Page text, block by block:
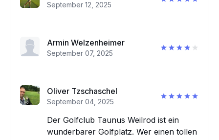
September 12, 2025
Armin Welzenheimer
September 07, 2025
Oliver Tzschaschel
September 04, 2025
Der Golfclub Taunus Weilrod ist ein
wunderbarer Golfplatz. Wer einen tollen